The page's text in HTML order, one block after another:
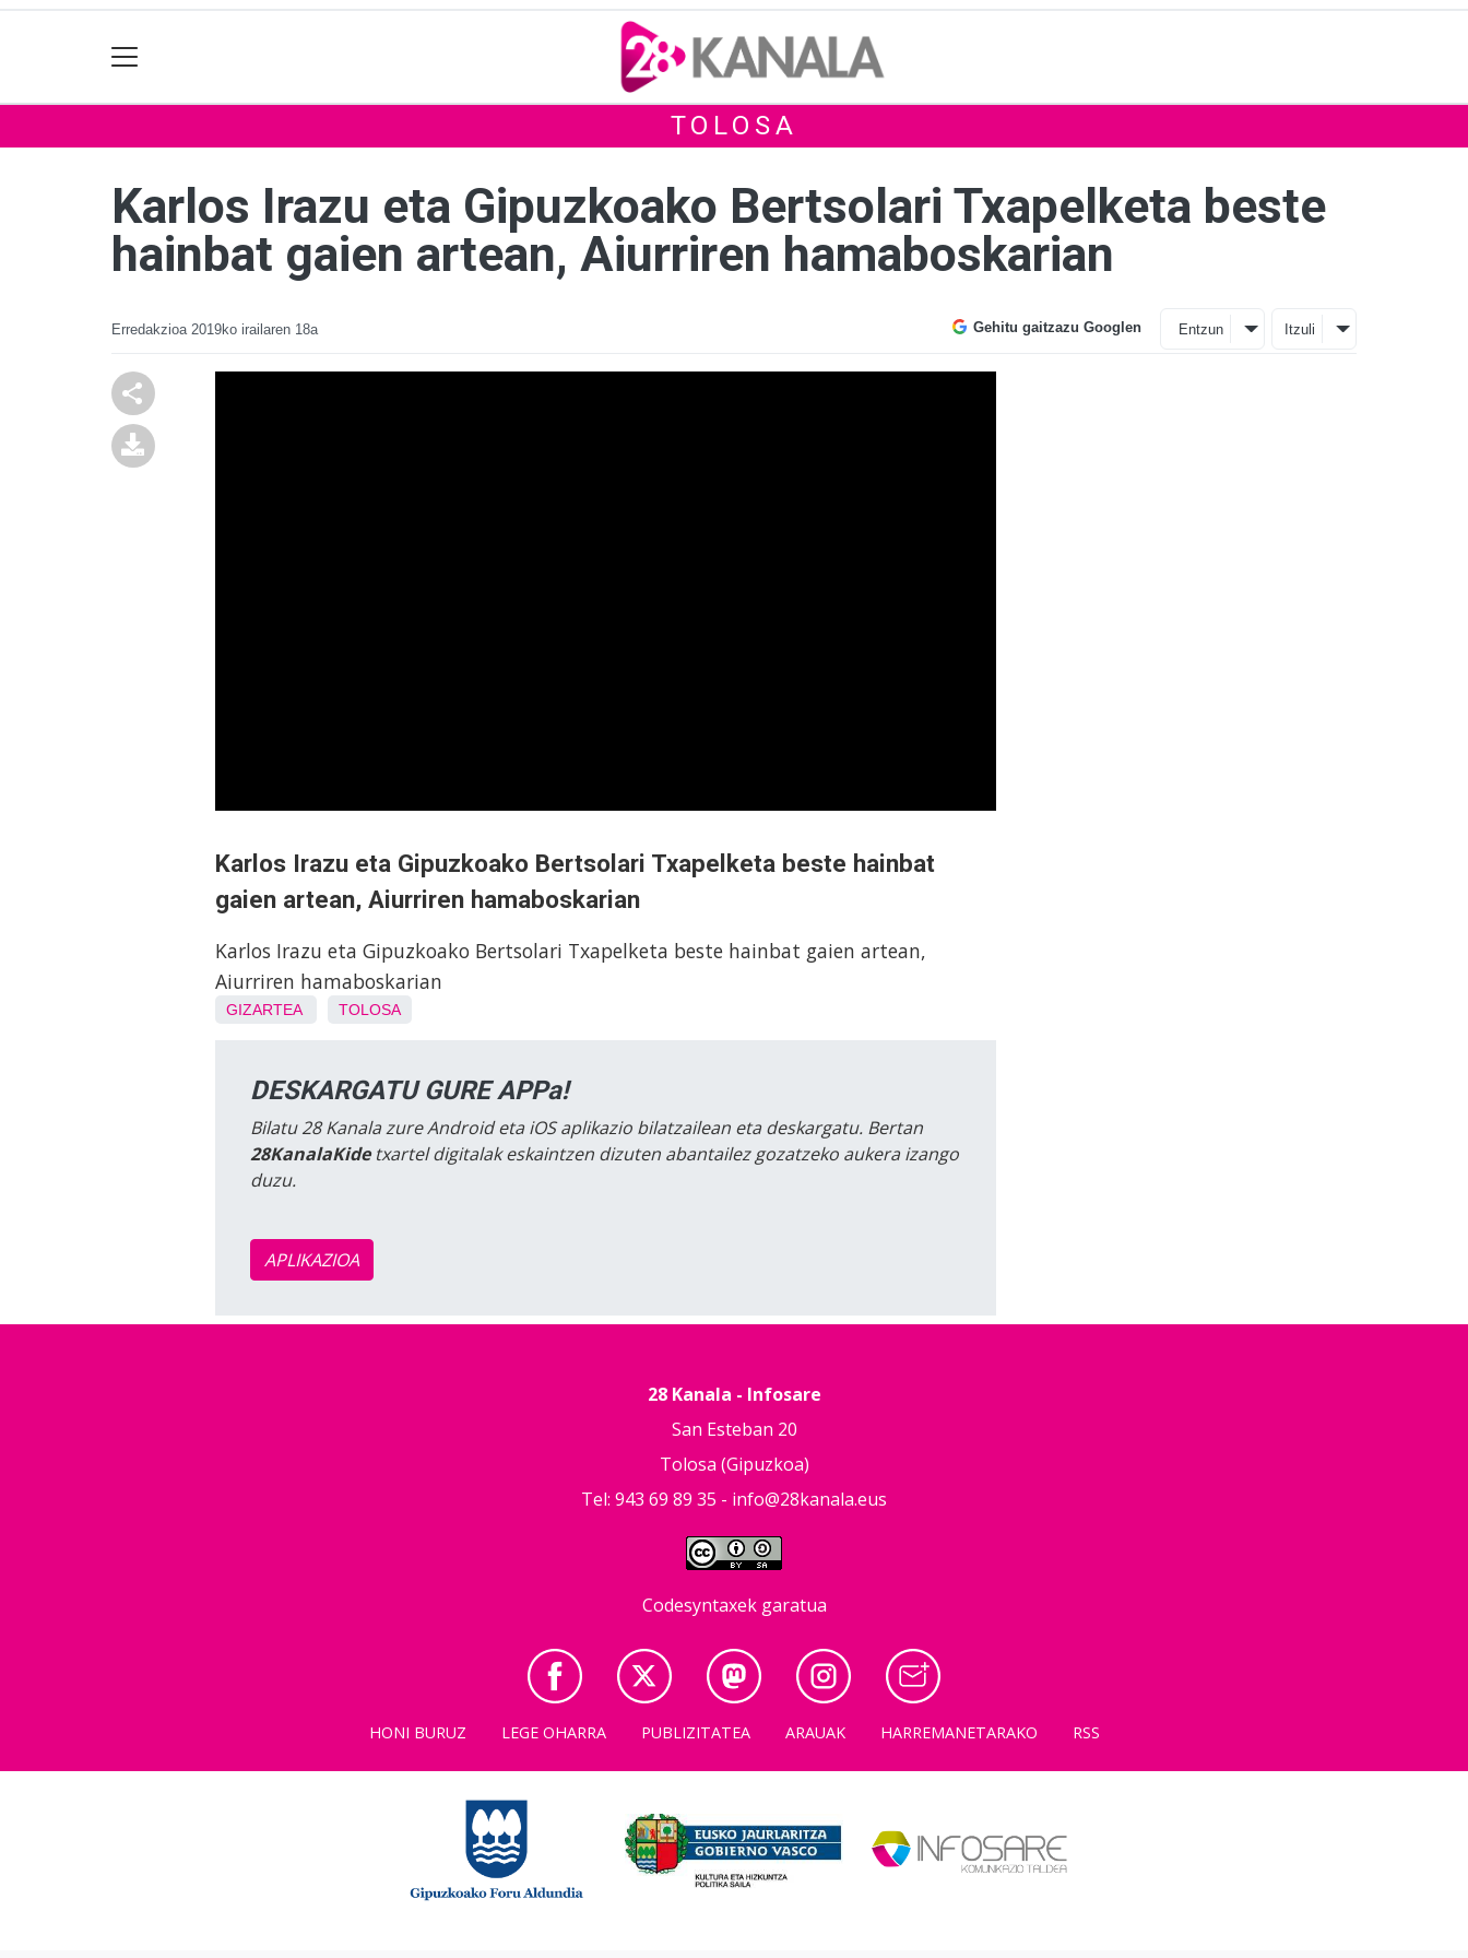
TOLOSA
Karlos Irazu eta Gipuzkoako Bertsolari Txapelketa beste
hainbat gaien artean, Aiurriren hamaboskarian
Erredakzioa 2019ko irailaren 18a Gehitu gaitzazu Googlen Entzun Itzuli
Karlos Irazu eta Gipuzkoako Bertsolari Txapelketa beste hainbat
gaien artean, Aiurriren hamaboskarian
Karlos Irazu eta Gipuzkoako Bertsolari Txapelketa beste hainbat gaien artean,
Aiurriren hamaboskarian
GIZARTEA TOLOSA
DESKARGATU GURE APPa!
Bilatu 28 Kanala zure Android eta iOS aplikazio bilatzailean eta deskargatu. Bertan
28KanalaKidetxartel digitalak eskaintzen dizuten abantailez gozatzeko aukera izango
duzu.
APLIKAZIOA
28 Kanala - Infosare
San Esteban 20
Tolosa (Gipuzkoa)
Tel: 943 69 89 35 - info@28kanala.eus
Codesyntaxek garatua
HONI BURUZ LEGE OHARRA PUBLIZITATEA ARAUAK HARREMANETARAKO RSS